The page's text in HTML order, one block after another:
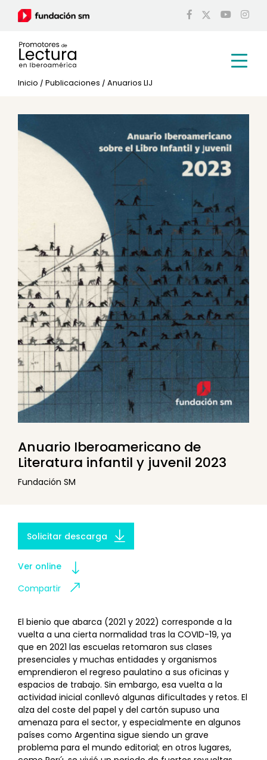
Inicio / Publicaciones / Anuarios LIJ
Anuario Iberoamericano de
Literatura infantil y juvenil 2023
Fundación SM
Solicitar descarga
Ver online
Compartir
El bienio que abarca (2021 y 2022) corresponde a la
vuelta a una cierta normalidad tras la COVID-19, ya
que en 2021 las escuelas retomaron sus clases
presenciales y muchas entidades y organismos
emprendieron el regreso paulatino a sus oficinas y
espacios de trabajo. Sin embargo, esa vuelta a la
actividad inicial conllevó algunas dificultades y retos. El
alza del coste del papel y del cartón supuso una
amenaza para el sector, y especialmente en algunos
países como Argentina sigue siendo un grave
problema para el mundo editorial; en otros lugares,